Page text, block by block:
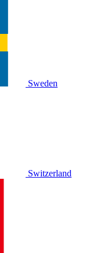
Sweden
Switzerland